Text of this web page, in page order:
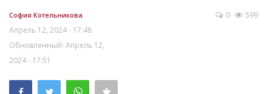
София Котельникова
Апрель 12, 2024 - 17:48
Обновленный: Апрель 12,
2024 - 17:51
0 599